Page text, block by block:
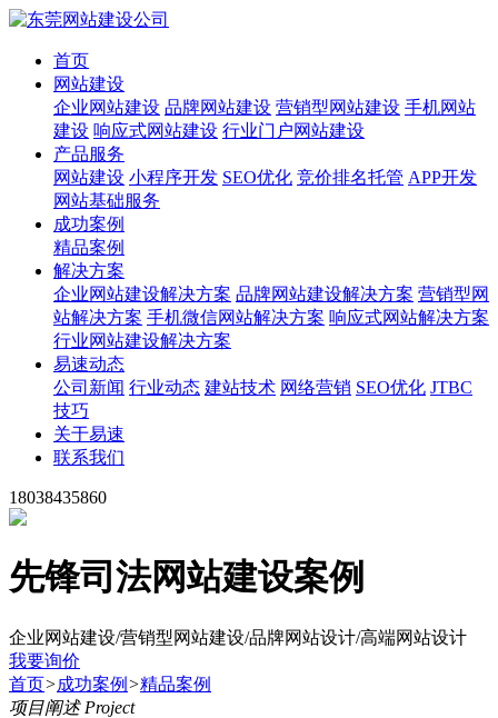
首页
网站建设
企业网站建设 品牌网站建设 营销型网站建设 手机网站
建设 响应式网站建设 行业门户网站建设
产品服务
网站建设 小程序开发 SEO优化 竞价排名托管 APP开发
网站基础服务
成功案例
精品案例
解决方案
企业网站建设解决方案 品牌网站建设解决方案 营销型网
站解决方案 手机微信网站解决方案 响应式网站解决方案
行业网站建设解决方案
易速动态
公司新闻 行业动态 建站技术 网络营销 SEO优化 JTBC
技巧
关于易速
联系我们
18038435860
先锋司法网站建设案例
企业网站建设/营销型网站建设/品牌网站设计/高端网站设计
我要询价
首页>成功案例 >精品案例
项目阐述 Project